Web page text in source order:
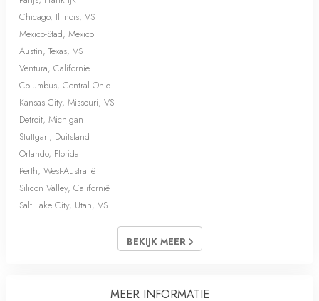
Chicago, Illinois, VS
Mexico-Stad, Mexico
Austin, Texas, VS
Ventura, Californië
Columbus, Central Ohio
Kansas City, Missouri, VS
Detroit, Michigan
Stuttgart, Duitsland
Orlando, Florida
Perth, West-Australië
Silicon Valley, Californië
Salt Lake City, Utah, VS
BEKIJK MEER
MEER INFORMATIE